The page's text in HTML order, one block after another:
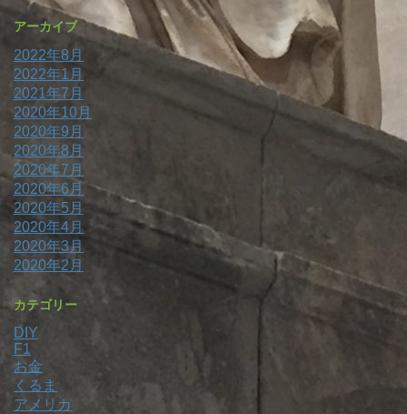
アーカイブ
2022年8月
2022年1月
2021年7月
2020年10月
2020年9月
2020年8月
2020年7月
2020年6月
2020年5月
2020年4月
2020年3月
2020年2月
カテゴリー
DIY
F1
お金
くるま
アメリカ